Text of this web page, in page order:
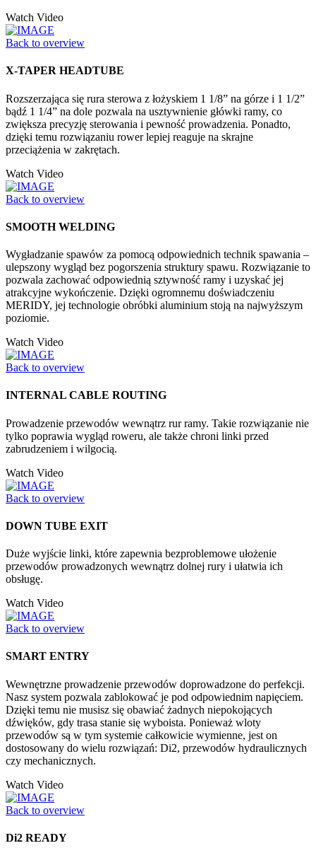
Watch Video
Back to overview
X-TAPER HEADTUBE
Rozszerzająca się rura sterowa z łożyskiem 1 1/8” na górze i 1 1/2”
bądź 1 1/4” na dole pozwala na usztywnienie główki ramy, co
zwiększa precyzję sterowania i pewność prowadzenia. Ponadto,
dzięki temu rozwiązaniu rower lepiej reaguje na skrajne
przeciążenia w zakrętach.
Watch Video
Back to overview
SMOOTH WELDING
Wygładzanie spawów za pomocą odpowiednich technik spawania –
ulepszony wygląd bez pogorszenia struktury spawu. Rozwiązanie to
pozwala zachować odpowiednią sztywność ramy i uzyskać jej
atrakcyjne wykończenie. Dzięki ogromnemu doświadczeniu
MERIDY, jej technologie obróbki aluminium stoją na najwyższym
poziomie.
Watch Video
Back to overview
INTERNAL CABLE ROUTING
Prowadzenie przewodów wewnątrz rur ramy. Takie rozwiązanie nie
tylko poprawia wygląd roweru, ale także chroni linki przed
zabrudzeniem i wilgocią.
Watch Video
Back to overview
DOWN TUBE EXIT
Duże wyjście linki, które zapewnia bezproblemowe ułożenie
przewodów prowadzonych wewnątrz dolnej rury i ułatwia ich
obsługę.
Watch Video
Back to overview
SMART ENTRY
Wewnętrzne prowadzenie przewodów doprowadzone do perfekcji.
Nasz system pozwala zablokować je pod odpowiednim napięciem.
Dzięki temu nie musisz się obawiać żadnych niepokojących
dźwięków, gdy trasa stanie się wyboista. Ponieważ wloty
przewodów są w tym systemie całkowicie wymienne, jest on
dostosowany do wielu rozwiązań: Di2, przewodów hydraulicznych
czy mechanicznych.
Watch Video
Back to overview
Di2 READY